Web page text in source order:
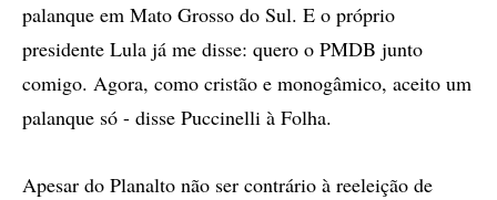
palanque em Mato Grosso do Sul. E o próprio
presidente Lula já me disse: quero o PMDB junto
comigo. Agora, como cristão e monogâmico, aceito um
palanque só - disse Puccinelli à Folha.
Apesar do Planalto não ser contrário à reeleição de